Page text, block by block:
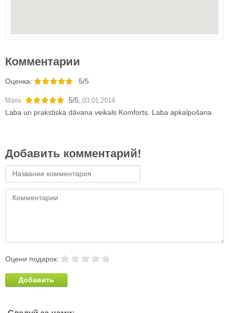
Комментарии
Oценка: 5/5
Māris 5/5 03.01.2014
Laba un prakstiska dāvana veikals Komforts. Laba apkalpošana
Добавить комментарий!
Оцени подарок:
Добавить